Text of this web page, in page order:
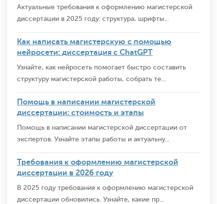
Актуальные требования к оформлению магистерской
диссертации в 2025 году: структура, шрифты...
Как написать магистерскую с помощью
нейросети: диссертация с ChatGPT
Узнайте, как нейросеть помогает быстро составить
структуру магистерской работы, собрать те...
Помощь в написании магистерской
диссертации: стоимость и этапы
Помощь в написании магистерской диссертации от
экспертов. Узнайте этапы работы и актуальну...
Требования к оформлению магистерской
диссертации в 2026 году
В 2025 году требования к оформлению магистерской
диссертации обновились. Узнайте, какие пр...